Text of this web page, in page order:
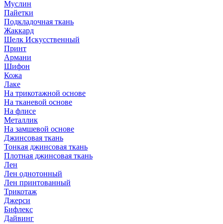
Муслин
Пайетки
Подкладочная ткань
Жаккард
Шелк Искусственный
Принт
Армани
Шифон
Кожа
Лаке
На трикотажной основе
На тканевой основе
На флисе
Металлик
На замшевой основе
Джинсовая ткань
Тонкая джинсовая ткань
Плотная джинсовая ткань
Лен
Лен однотонный
Лен принтованный
Трикотаж
Джерси
Бифлекс
Дайвинг